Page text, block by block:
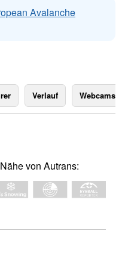
Avalanche
Verlauf Webcams
von Autrans: